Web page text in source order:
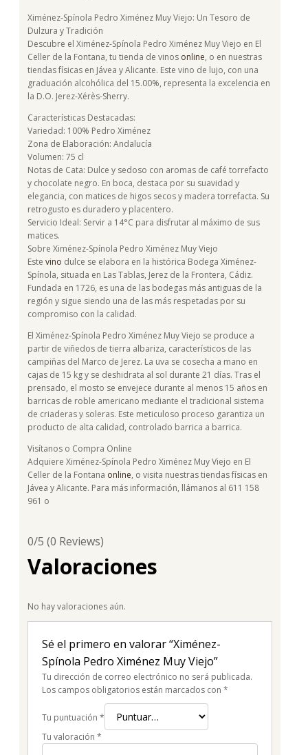
Ximénez-Spínola Pedro Ximénez Muy Viejo: Un Tesoro de
Dulzura y Tradición
Descubre el Ximénez-Spínola Pedro Ximénez Muy Viejo en El
Celler de la Fontana, tu tienda de vinos online, o en nuestras
tiendas físicas en Jávea y Alicante. Este vino de lujo, con una
graduación alcohólica del 15.00%, representa la excelencia en
la D.O. Jerez-Xérès-Sherry.
Características Destacadas:
Variedad: 100% Pedro Ximénez
Zona de Elaboración: Andalucía
Volumen: 75 cl
Notas de Cata: Dulce y sedoso con aromas de café torrefacto
y chocolate negro. En boca, destaca por su suavidad y
elegancia, con matices de higos secos y madera torrefacta. Su
retrogusto es duradero y placentero.
Servicio Ideal: Servir a 14°C para disfrutar al máximo de sus
matices.
Sobre Ximénez-Spínola Pedro Ximénez Muy Viejo
Este vino dulce se elabora en la histórica Bodega Ximénez-
Spínola, situada en Las Tablas, Jerez de la Frontera, Cádiz.
Fundada en 1726, es una de las bodegas más antiguas de la
región y sigue siendo una de las más respetadas por su
compromiso con la calidad.
El Ximénez-Spínola Pedro Ximénez Muy Viejo se produce a
partir de viñedos de tierra albariza, característicos de las
campiñas del Marco de Jerez. La uva se cosecha a mano en
cajas de 15 kg y se deshidrata al sol durante 21 días. Tras el
prensado, el mosto se envejece durante al menos 15 años en
barricas de roble americano mediante el tradicional sistema
de criaderas y soleras. Este meticuloso proceso garantiza un
producto de alta calidad, controlado barrica a barrica.
Visítanos o Compra Online
Adquiere Ximénez-Spínola Pedro Ximénez Muy Viejo en El
Celler de la Fontana online, o visita nuestras tiendas físicas en
Jávea y Alicante. Para más información, llámanos al 611 158
961 o
0/5 (0 Reviews)
Valoraciones
No hay valoraciones aún.
Sé el primero en valorar “Ximénez-
Spínola Pedro Ximénez Muy Viejo”
Tu dirección de correo electrónico no será publicada.
Los campos obligatorios están marcados con *
Tu puntuación *
Tu valoración *